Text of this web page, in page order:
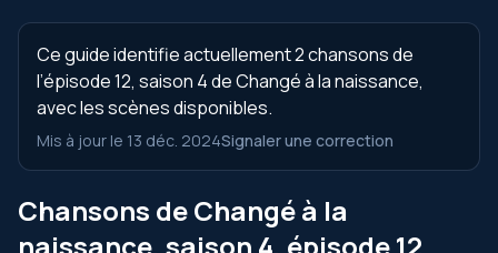
Ce guide identifie actuellement 2 chansons de
l’épisode 12, saison 4 de Changé à la naissance,
avec les scènes disponibles.
Mis à jour le 13 déc. 2024Signaler une correction
Chansons de Changé à la